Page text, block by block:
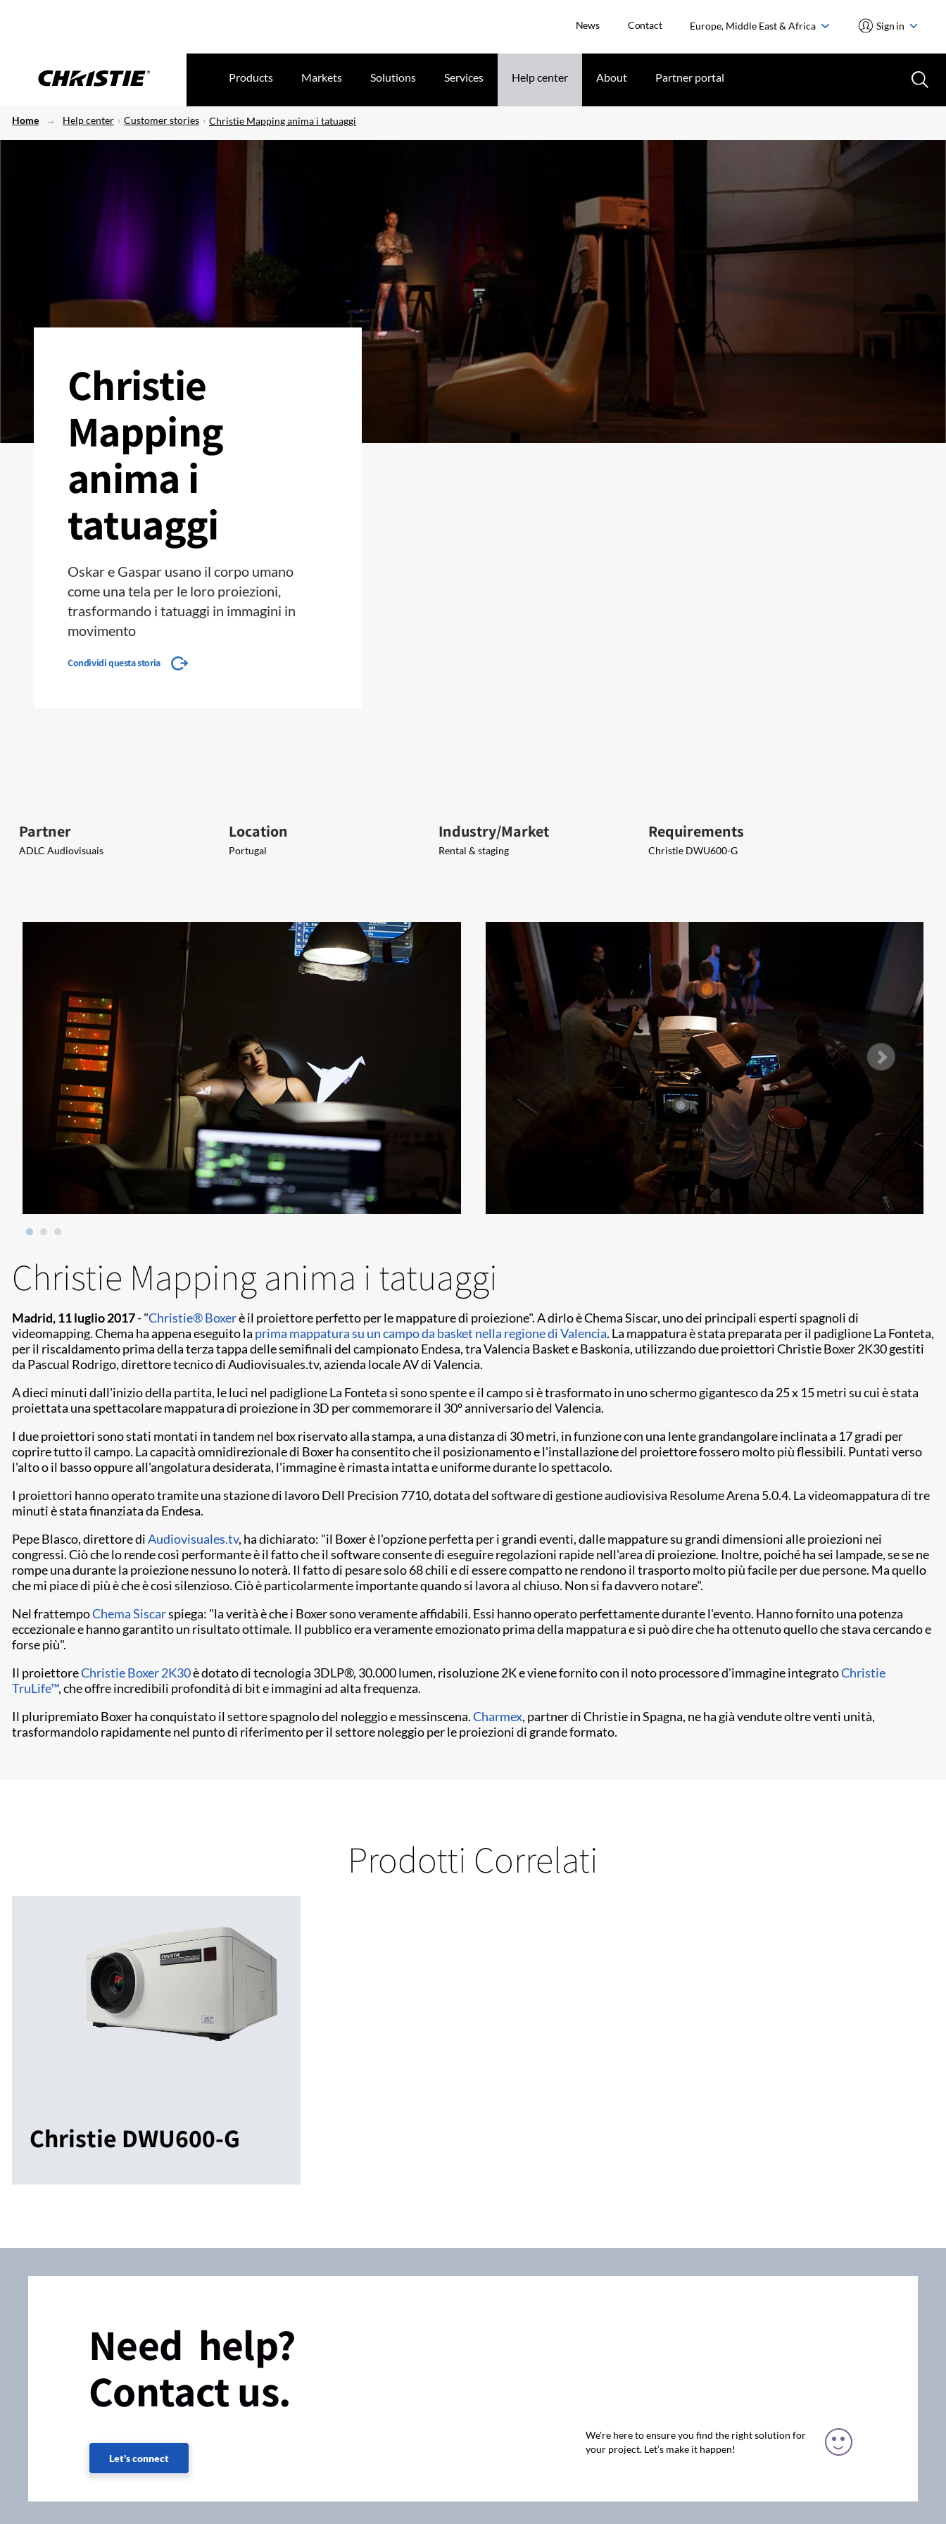
News Contact Europe, Middle East & Africa Sign in
Products Markets Solutions Services Help center About Partner portal
Home Help center Customer stories Christie Mapping anima i tatuaggi
Christie
Mapping
anima i
tatuaggi
Oskar e Gaspar usano il corpo umano
come una tela per le loro proiezioni,
trasformando i tatuaggi in immagini in
movimento
Condividi questa storia
Partner
ADLC Audiovisuais​​
Location
Portugal
Industry/Market
Rental & staging
Requirements
​Christie DWU600-G
Christie Mapping anima i tatuaggi
Madrid, 11luglio 2017-"Christie®Boxerè il proiettore perfetto per le mappature di proiezione". A dirlo è Chema Siscar, uno dei principali esperti spagnoli di
videomapping. Chema ha appena eseguito la prima mappatura su un campo da basket nella regione di Valencia. La mappatura è stata preparata per il padiglione La Fonteta,
per il riscaldamento prima della terza tappa delle semifinali del campionato Endesa, tra Valencia Basket e Baskonia, utilizzando due proiettori Christie Boxer 2K30 gestiti
da Pascual Rodrigo, direttore tecnico di Audiovisuales.tv, azienda locale AV di Valencia.
A dieci minuti dall'inizio della partita, le luci nel padiglione La Fonteta si sono spente e il campo si è trasformato in uno schermo gigantesco da 25 x 15 metri su cui è stata
proiettata una spettacolare mappatura di proiezione in 3D per commemorare il 30° anniversario del Valencia.
I due proiettori sono stati montati in tandem nel box riservato alla stampa, a una distanza di 30 metri, in funzione con una lente grandangolare inclinata a 17 gradi per
coprire tutto il campo. La capacità omnidirezionale di Boxer ha consentito che il posizionamento e l'installazione del proiettore fossero molto più flessibili. Puntati verso
l'alto o il basso oppure all'angolatura desiderata, l'immagine è rimasta intatta e uniforme durante lo spettacolo.
I proiettori hanno operato tramite una stazione di lavoro Dell Precision 7710, dotata del software di gestione audiovisiva Resolume Arena 5.0.4. La videomappatura di tre
minuti è stata finanziata da Endesa.
Pepe Blasco, direttore diAudiovisuales.tv, ha dichiarato: "il Boxer è l'opzione perfetta per i grandi eventi, dalle mappature su grandi dimensioni alle proiezioni nei
congressi. Ciò che lo rende così performante è il fatto che il software consente di eseguire regolazioni rapide nell'area di proiezione. Inoltre, poiché ha sei lampade, se se ne
rompe una durante la proiezione nessuno lo noterà. Il fatto di pesare solo 68 chili e di essere compatto ne rendono il trasporto molto più facile per due persone. Ma quello
che mi piace di più è che è così silenzioso. Ciò è particolarmente importante quando si lavora al chiuso. Non si fa davvero notare".
Nel frattempoChema Siscarspiega: "la verità è che i Boxer sono veramente affidabili. Essi hanno operato perfettamente durante l'evento. Hanno fornito una potenza
eccezionale e hanno garantito un risultato ottimale. Il pubblico era veramente emozionato prima della mappatura e si può dire che ha ottenuto quello che stava cercando e
forse più".
Il proiettoreChristie Boxer 2K30è dotato di tecnologia 3DLP®, 30.000 lumen, risoluzione 2K e viene fornito con il noto processore d'immagine integratoChristie
TruLife™, che offre incredibili profondità di bit e immagini ad alta frequenza.
Il pluripremiato Boxer ha conquistato il settore spagnolo del noleggio e messinscena.Charmex, partner di Christie in Spagna, ne ha già vendute oltre venti unità,
trasformandolo rapidamente nel punto di riferimento per il settore noleggio per le proiezioni di grande formato.
Prodotti Correlati
Christie DWU600-G
Need help?
Contact us.
Let's connect
We're here to ensure you find the right solution for
your project. Let’s make it happen!